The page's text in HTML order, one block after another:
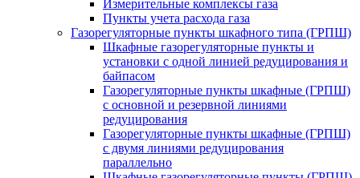
Измерительные комплексы газа
Пункты учета расхода газа
Газорегуляторные пункты шкафного типа (ГРПШ)
Шкафные газорегуляторные пункты и
установки c одной линией редуцирования и
байпасом
Газорегуляторные пункты шкафные (ГРПШ)
с основной и резервной линиями
редуцирования
Газорегуляторные пункты шкафные (ГРПШ)
с двумя линиями редуцирования
параллельно